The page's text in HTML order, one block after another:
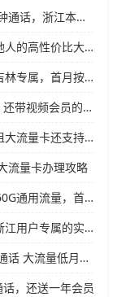
广电飞淼卡：39元55G通用流量+100分钟通话，浙江本地人的高性价比大流量卡推荐
广电飞陵卡39元60G通用流量：重庆本地人的高性价比大流量卡推荐
广电飞晚卡【39元60G通用流量】——吉林专属，首月按天折算，流量充足不踩坑
江西电信省内卡：39元480G+200分钟，还带视频会员的大流量卡
陕西广电卡：39元60G通用流量，低月租大流量卡还支持结转
流量卡办理攻略
广电飞澜卡【39元60G】：月租39元，60G通用流量，首月免费真香！
广电飞横卡：39元月租60G通用流量，浙江用户专属的实用型套餐
联通飞泽卡39元240G通用流量+50分钟通话 大流量低月租办理指南
，还送一年会员